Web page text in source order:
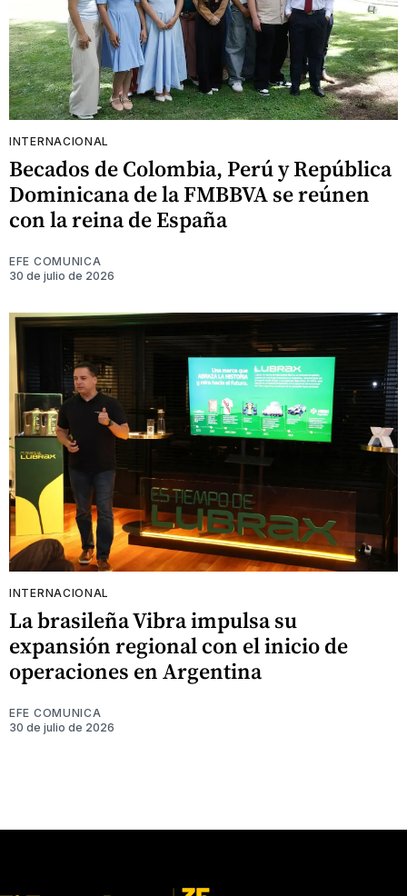
INTERNACIONAL
Becados de Colombia, Perú y República
Dominicana de la FMBBVA se reúnen
con la reina de España
EFE COMUNICA
30 de julio de 2026
INTERNACIONAL
La brasileña Vibra impulsa su
expansión regional con el inicio de
operaciones en Argentina
EFE COMUNICA
30 de julio de 2026